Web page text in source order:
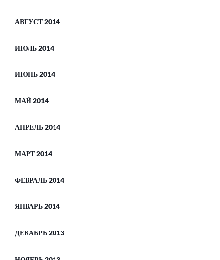
АВГУСТ 2014
ИЮЛЬ 2014
ИЮНЬ 2014
МАЙ 2014
АПРЕЛЬ 2014
МАРТ 2014
ФЕВРАЛЬ 2014
ЯНВАРЬ 2014
ДЕКАБРЬ 2013